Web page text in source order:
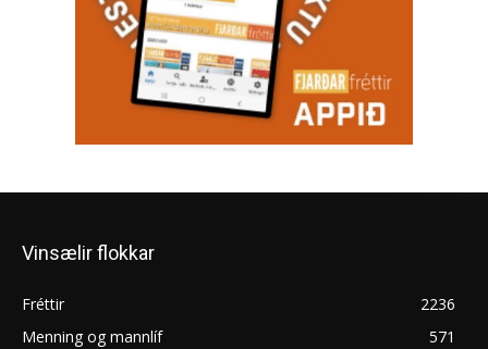
Vinsælir flokkar
Fréttir
2236
Menning og mannlíf
571